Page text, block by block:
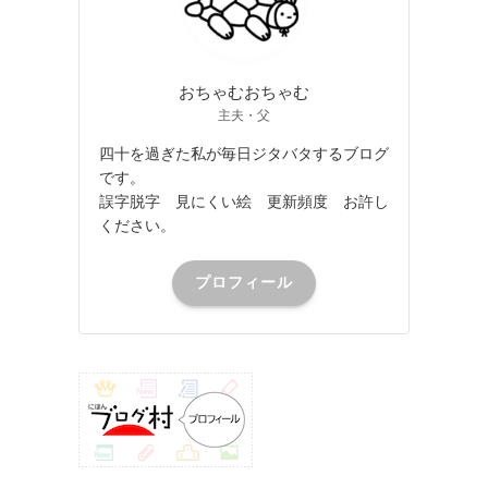
おちゃむおちゃむ
主夫・父
四十を過ぎた私が毎日ジタバタするブログ
です。
誤字脱字 見にくい絵 更新頻度 お許し
ください。
プロフィール